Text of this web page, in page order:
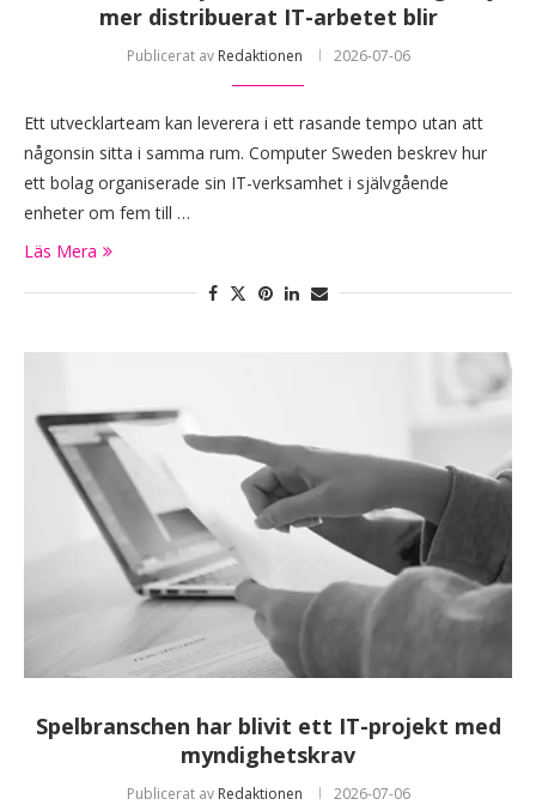
mer distribuerat IT-arbetet blir
Publicerat av Redaktionen 2026-07-06
Ett utvecklarteam kan leverera i ett rasande tempo utan att
någonsin sitta i samma rum. Computer Sweden beskrev hur
ett bolag organiserade sin IT-verksamhet i självgående
enheter om fem till …
Läs Mera
Spelbranschen har blivit ett IT-projekt med
myndighetskrav
Publicerat av Redaktionen 2026-07-06